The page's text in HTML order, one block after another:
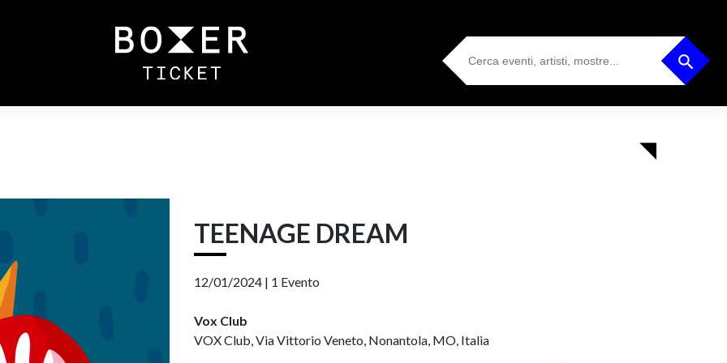
Search
for:
Search Button
TEENAGE DREAM
12/01/2024 | 1 Evento
Vox Club
VOX Club, Via Vittorio Veneto, Nonantola, MO, Italia